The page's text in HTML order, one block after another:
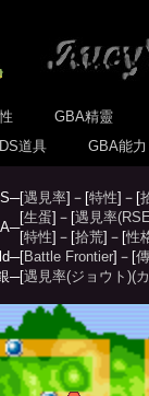
GBA精靈
道具 GBA能
[遇見率]－[特性]－[
[生蛋]－[遇見率
[特性]－[拾荒]－[性
[Battle Frontier]－[
─[遇見率(ジョウト)(